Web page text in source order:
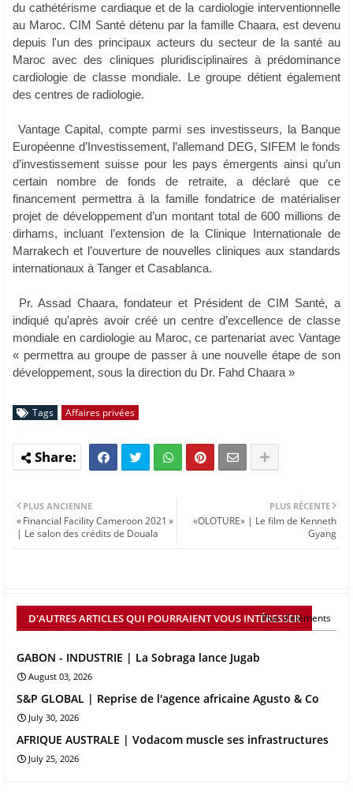
du cathétérisme cardiaque et de la cardiologie interventionnelle
au Maroc. CIM Santé détenu par la famille Chaara, est devenu
depuis l'un des principaux acteurs du secteur de la santé au
Maroc avec des cliniques pluridisciplinaires à prédominance
cardiologie de classe mondiale. Le groupe détient également
des centres de radiologie.
Vantage Capital, compte parmi ses investisseurs, la Banque
Européenne d’Investissement, l’allemand DEG, SIFEM le fonds
d’investissement suisse pour les pays émergents ainsi qu’un
certain nombre de fonds de retraite, a déclaré que ce
financement permettra à la famille fondatrice de matérialiser
projet de développement d’un montant total de 600 millions de
dirhams, incluant l’extension de la Clinique Internationale de
Marrakech et l’ouverture de nouvelles cliniques aux standards
internationaux à Tanger et Casablanca.
Pr. Assad Chaara, fondateur et Président de CIM Santé, a
indiqué qu’après avoir créé un centre d’excellence de classe
mondiale en cardiologie au Maroc, ce partenariat avec Vantage
« permettra au groupe de passer à une nouvelle étape de son
développement, sous la direction du Dr. Fahd Chaara »
Tags Affaires privées
PLUS RÉCENTE
«OLOTURE» | Le film de Kenneth
Gyang
PLUS ANCIENNE
« Financial Facility Cameroon 2021 »
| Le salon des crédits de Douala
D'AUTRES ARTICLES QUI POURRAIENT VOUS INTÉRESSER
Plus d'éléments
GABON - INDUSTRIE | La Sobraga lance Jugab
August 03, 2026
S&P GLOBAL | Reprise de l'agence africaine Agusto & Co
July 30, 2026
AFRIQUE AUSTRALE | Vodacom muscle ses infrastructures
July 25, 2026